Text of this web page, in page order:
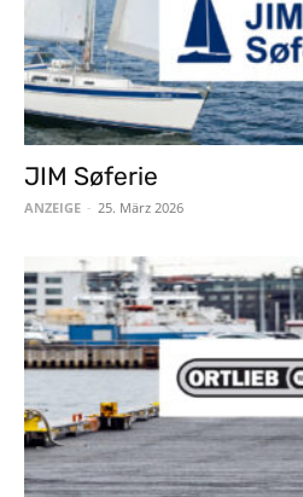
JIM Søferie
ANZEIGE - 25. März 2026